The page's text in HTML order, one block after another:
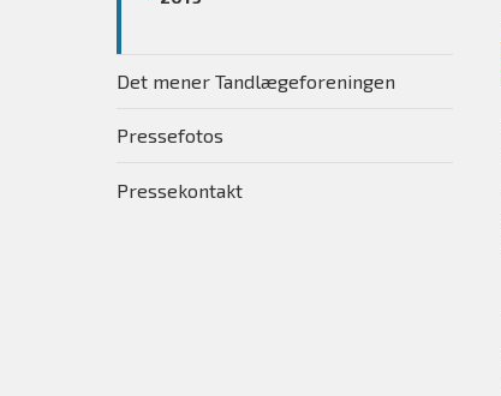
Det mener Tandlægeforeningen
Pressefotos
Pressekontakt